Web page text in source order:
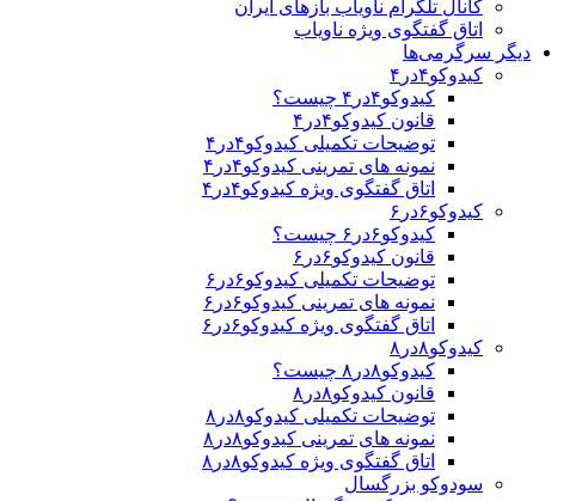
کانال تلگرام ناویاب بازهای ایران
اتاق گفتگوی ویژه ناویاب
دیگر سرگرمی‌ها
کیدوکو۴در۴
کیدوکو۴در۴ چیست؟
قانون کیدوکو۴در۴
توضیحات تکمیلی کیدوکو۴در۴
نمونه های تمرینی کیدوکو۴در۴
اتاق گفتگوی ویژه کیدوکو۴در۴
کیدوکو۶در۶
کیدوکو۶در۶ چیست؟
قانون کیدوکو۶در۶
توضیحات تکمیلی کیدوکو۶در۶
نمونه های تمرینی کیدوکو۶در۶
اتاق گفتگوی ویژه کیدوکو۶در۶
کیدوکو۸در۸
کیدوکو۸در۸ چیست؟
قانون کیدوکو۸در۸
توضیحات تکمیلی کیدوکو۸در۸
نمونه های تمرینی کیدوکو۸در۸
اتاق گفتگوی ویژه کیدوکو۸در۸
سودوکو بزرگسال